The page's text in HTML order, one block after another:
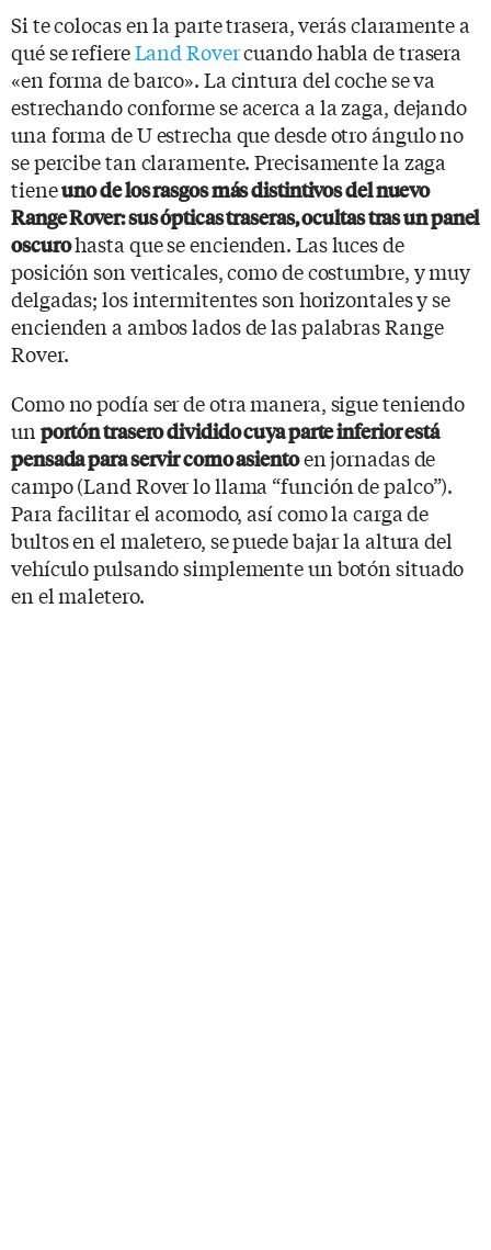
Si te colocas en la parte trasera, verás claramente a
qué se refiereLand Rovercuando habla de trasera
«en forma de barco». La cintura del coche se va
estrechando conforme se acerca a la zaga, dejando
una forma de U estrecha que desde otro ángulo no
se percibe tan claramente. Precisamente la zaga
tieneuno de los rasgos más distintivos del nuevo
Range Rover: sus ópticas traseras, ocultas tras un panel
oscurohasta que se encienden. Las luces de
posición son verticales, como de costumbre, y muy
delgadas; los intermitentes son horizontales y se
encienden a ambos lados de las palabras Range
Rover.
Como no podía ser de otra manera, sigue teniendo
un portón trasero dividido cuya parte inferior está
pensada para servir como asientoen jornadas de
campo (Land Rover lo llama “función de palco”).
Para facilitar el acomodo, así como la carga de
bultos en el maletero, se puede bajar la altura del
vehículo pulsando simplemente un botón situado
en el maletero.